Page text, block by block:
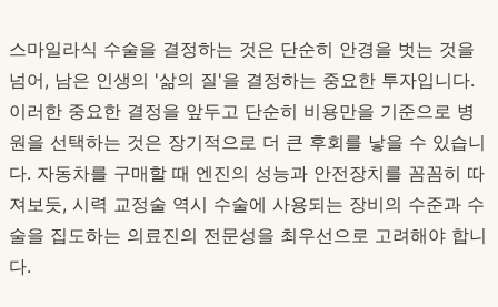
스마일라식 수술을 결정하는 것은 단순히 안경을 벗는 것을
넘어, 남은 인생의 '삶의 질'을 결정하는 중요한 투자입니다.
이러한 중요한 결정을 앞두고 단순히 비용만을 기준으로 병
원을 선택하는 것은 장기적으로 더 큰 후회를 낳을 수 있습니
다. 자동차를 구매할 때 엔진의 성능과 안전장치를 꼼꼼히 따
져보듯, 시력 교정술 역시 수술에 사용되는 장비의 수준과 수
술을 집도하는 의료진의 전문성을 최우선으로 고려해야 합니
다.